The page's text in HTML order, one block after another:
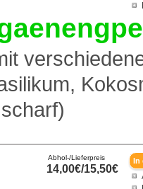
Abhol-/Lieferpreis
14,00€/15,50€